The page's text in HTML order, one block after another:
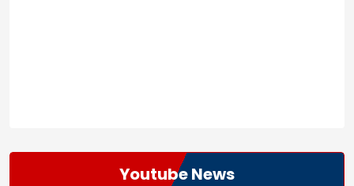
Youtube News